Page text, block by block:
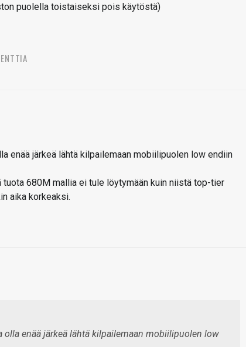
puolella toistaiseksi pois käytöstä)
enää järkeä lähtä kilpailemaan mobiilipuolen low endiin
680M mallia ei tule löytymään kuin niistä top-tier
aika korkeaksi.
olla enää järkeä lähtä kilpailemaan mobiilipuolen low